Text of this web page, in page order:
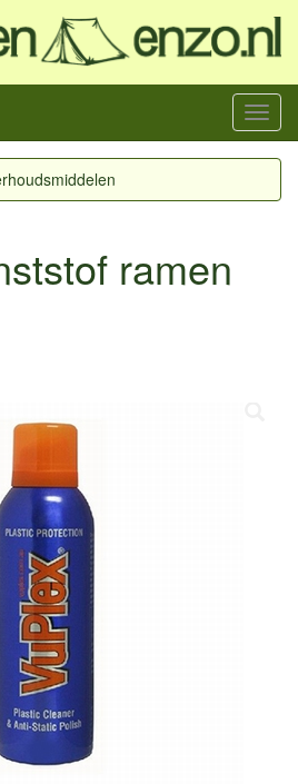
Menu
ramen